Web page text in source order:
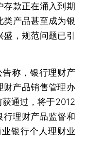
存款正在涌入到期
类产品甚至成为银
，规范问题已引
称，银行理财产
产品销售管理办
通过，将于2012
行理财产品监督和
银行个人理财业